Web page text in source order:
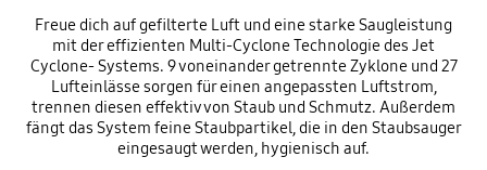
Freue dich auf gefilterte Luft und eine starke Saugleistung
mit der effizienten Multi-Cyclone Technologie des Jet
Cyclone- Systems. 9 voneinander getrennte Zyklone und 27
Lufteinlässe sorgen für einen angepassten Luftstrom,
trennen diesen effektiv von Staub und Schmutz. Außerdem
fängt das System feine Staubpartikel, die in den Staubsauger
eingesaugt werden, hygienisch auf.